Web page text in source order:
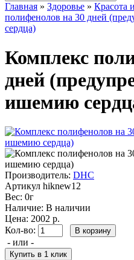
Главная » Здоровье » Красота
полифенолов на 30 дней
сердца)
Комплекс
дней
ишемию
Производитель: DHC
Артикул hiknew12
Вес: 0г
Наличие: В наличии
Цена: 2002 р.
Кол-во:
- или -